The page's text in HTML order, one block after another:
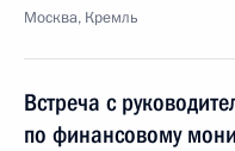
Москва, Кремль
Встреча с
по финансовому